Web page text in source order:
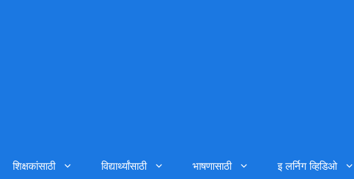
शिक्षकांसाठी विद्यार्थ्यांसाठी भाषणासाठी इ लर्निग व्हिडिओ